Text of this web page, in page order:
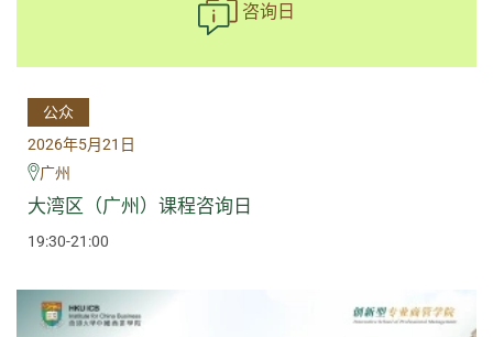
咨询日
公众
2026年5月21日
广州
大湾区（广州）课程咨询日
19:30-21:00